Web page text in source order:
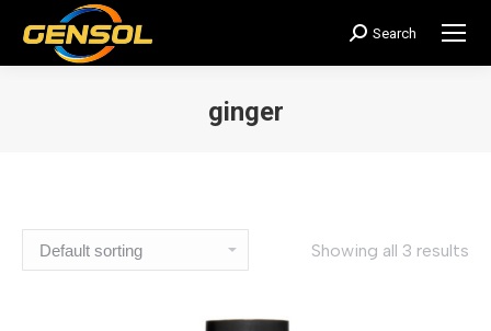
搜
索：
Search
ginger
Showing all 3 results